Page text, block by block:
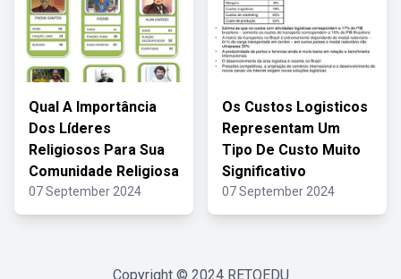
Qual A Importância
Dos Líderes
Religiosos Para Sua
Comunidade Religiosa
07 September 2024
Os Custos Logisticos
Representam Um
Tipo De Custo Muito
Significativo
07 September 2024
Copyright © 2024 RETOEDU